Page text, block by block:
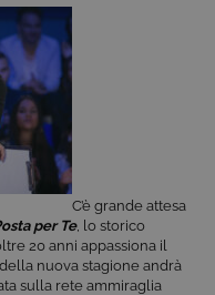
C’è grande attesa
per Te, lo storico
20 anni appassiona il
nuova stagione andrà
sulla rete ammiraglia